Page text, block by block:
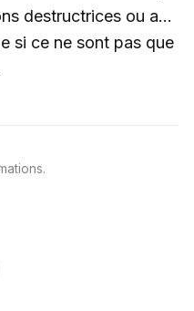
destructrices ou au
si ce ne sont pas que